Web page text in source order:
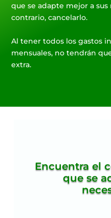
que se adapte mejor a
contrario, cancelarlo.
Al tener todos los gastos
mensuales, no tendrán
extra.
Encuentra el
que se